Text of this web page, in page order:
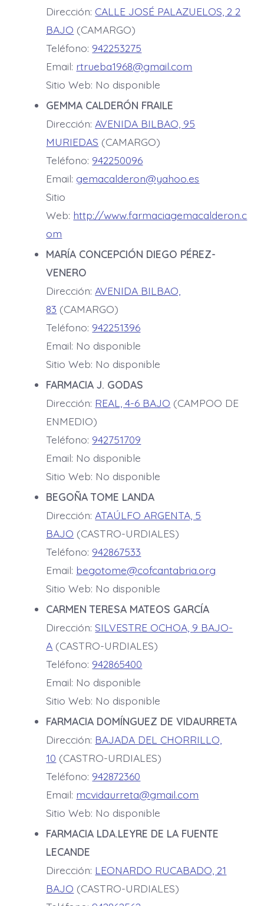
Dirección: CALLE JOSÉ PALAZUELOS, 2 2
BAJO (CAMARGO)
Teléfono: 942253275
Email: rtrueba1968@gmail.com
Sitio Web: No disponible
GEMMA CALDERÓN FRAILE
Dirección:AVENIDA BILBAO, 95
MURIEDAS (CAMARGO)
Teléfono: 942250096
Email: gemacalderon@yahoo.es
Sitio
Web: http://www.farmaciagemacalderon.c
om
MARÍA CONCEPCIÓN DIEGO PÉREZ-
VENERO
Dirección:AVENIDA BILBAO,
83 (CAMARGO)
Teléfono: 942251396
Email: No disponible
Sitio Web: No disponible
FARMACIA J. GODAS
Dirección: REAL, 4-6 BAJO (CAMPOO DE
ENMEDIO)
Teléfono: 942751709
Email: No disponible
Sitio Web: No disponible
BEGOÑA TOME LANDA
Dirección:ATAÚLFO ARGENTA, 5
BAJO (CASTRO-URDIALES)
Teléfono: 942867533
Email: begotome@cofcantabria.org
Sitio Web: No disponible
CARMEN TERESA MATEOS GARCÍA
Dirección:SILVESTRE OCHOA, 9 BAJO-
A (CASTRO-URDIALES)
Teléfono: 942865400
Email: No disponible
Sitio Web: No disponible
FARMACIA DOMÍNGUEZ DE VIDAURRETA
Dirección: BAJADA DEL CHORRILLO,
10 (CASTRO-URDIALES)
Teléfono: 942872360
Email: mcvidaurreta@gmail.com
Sitio Web: No disponible
FARMACIA LDA.LEYRE DE LA FUENTE
LECANDE
Dirección: LEONARDO RUCABADO, 21
BAJO (CASTRO-URDIALES)